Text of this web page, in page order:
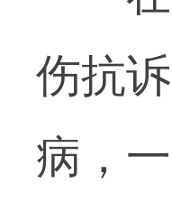
伤抗
病，